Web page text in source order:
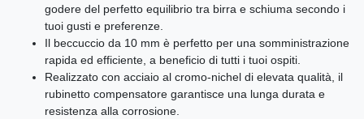
godere del perfetto equilibrio tra birra e schiuma secondo i
tuoi gusti e preferenze.
Il beccuccio da 10 mm è perfetto per una somministrazione
rapida ed efficiente, a beneficio di tutti i tuoi ospiti.
Realizzato con acciaio al cromo-nichel di elevata qualità, il
rubinetto compensatore garantisce una lunga durata e
resistenza alla corrosione.